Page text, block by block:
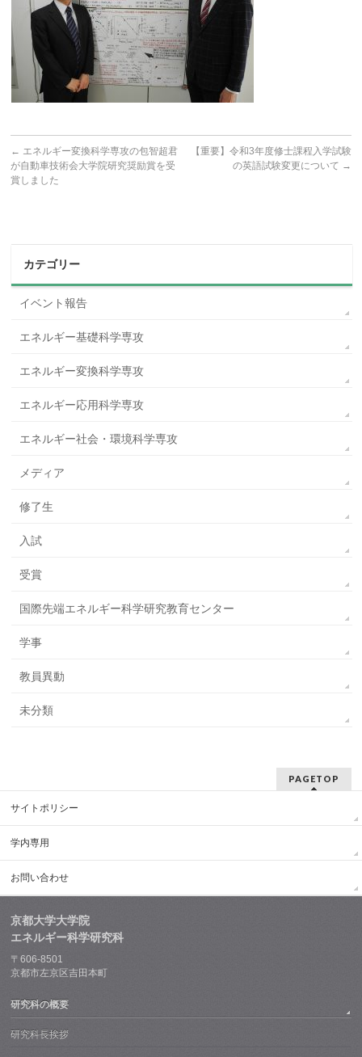
← エネルギー変換科学専攻の包智超君
が自動車技術会大学院研究奨励賞を受
賞しました
【重要】令和3年度修士課程入学試験
の英語試験変更について →
カテゴリー
イベント報告
エネルギー基礎科学専攻
エネルギー変換科学専攻
エネルギー応用科学専攻
エネルギー社会・環境科学専攻
メディア
修了生
入試
受賞
国際先端エネルギー科学研究教育センター
学事
教員異動
未分類
PAGETOP
サイトポリシー
学内専用
お問い合わせ
京都大学大学院
エネルギー科学研究科
〒606-8501
京都市左京区吉田本町
研究科の概要
研究科長挨拶